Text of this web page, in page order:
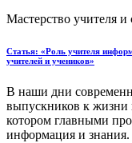
Мастерство учителя и
Статья: «Роль учителя
учителей и учеников»
В наши дни
выпускников к
котором главными
информация и знания.